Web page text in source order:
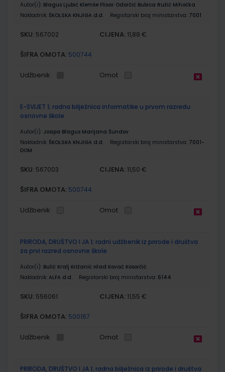
Autor(i): Blagus Ljubić Klemše Flisar Odorčić Bubica Ružić Mihočka
Nakladnik: ŠKOLSKA KNJIGA d.d. Registarski broj ministarstva: 7001
SKU: 567002 CIJENA: 11,88 €
ŠIFRA OMOTA: 500744
Udžbenik Omot
E-SVIJET 1; radna bilježnica informatike u prvom razredu
osnovne škole
Autor(i): Josipa Blagus Marijana Šundov
Nakladnik: ŠKOLSKA KNJIGA d.d. Registarski broj ministarstva: 7001-
DOM
SKU: 567003 CIJENA: 11,50 €
ŠIFRA OMOTA: 500744
Udžbenik Omot
PRIRODA, DRUŠTVO I JA 1; radni udžbenik iz prirode i društva
za prvi razred osnovne škole
Autor(i): Bulić Kralj Križanić Hlad Kovač Kosorčić
Nakladnik: ALFA d.d. Registarski broj ministarstva: 6144
SKU: 556061 CIJENA: 11,55 €
ŠIFRA OMOTA: 500167
Udžbenik Omot
PRIRODA, DRUŠTVO I JA 1; radna bilježnica iz prirode i društva